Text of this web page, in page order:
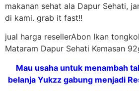
makanan sehat ala Dapur Sehati,
di kami. grab it fast!!
jual harga resellerAbon Ikan
Mataram Dapur Sehati Kemasan
Mau usaha untuk menambah
belanja Yukzz gabung menjadi